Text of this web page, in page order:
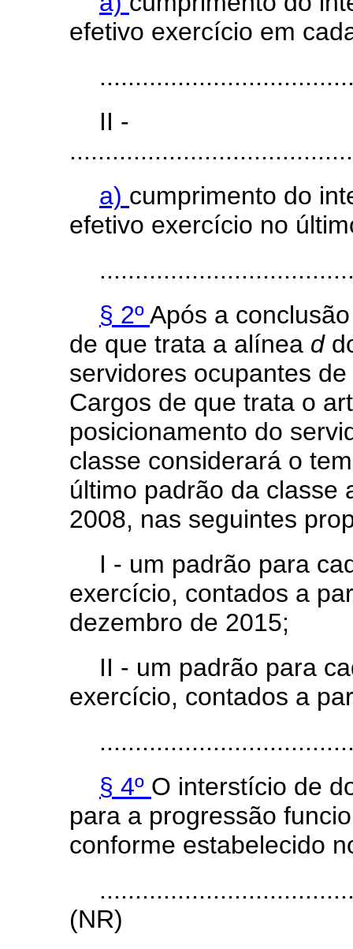
efetivo exercício em
II -
a) cumprimento do
efetivo exercício no
§ 2ºApós a
de que trata a alínea d
servidores ocupantes
Cargos de que trata o
posicionamento do
classe considerará o
último padrão da classe
2008, nas seguintes
I - um padrão para
exercício, contados a
dezembro de 2015;
II - um padrão para
exercício, contados a
§ 4º O interstício de
para a progressão
conforme estabelecido
(NR)